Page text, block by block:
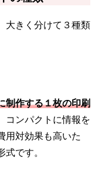
大きく分けて３種類
制作する１枚の印刷
コンパクトに情報を
用対効果も高いた
です。